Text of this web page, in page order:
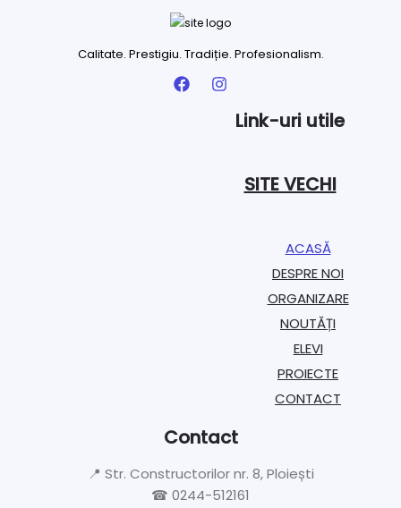
Calitate. Prestigiu. Tradiție. Profesionalism.
Link-uri utile
SITE VECHI
ACASĂ
DESPRE NOI
ORGANIZARE​
NOUTĂȚI
ELEVI
PROIECTE​
CONTACT
Contact
📍 Str. Constructorilor nr. 8, Ploiești
☎ 0244-512161